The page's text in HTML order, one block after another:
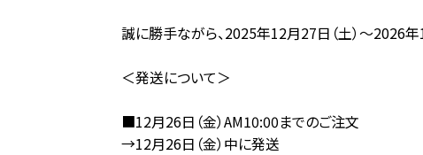
誠に勝手ながら、2025年12月27日（土）～2026
＜発送について＞
■12月26日（金）AM10:00までのご注文
→12月26日（金）中に発送